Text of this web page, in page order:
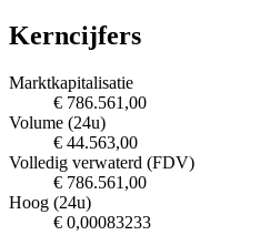
Kerncijfers
Marktkapitalisatie
€ 786.561,00
Volume (24u)
€ 44.563,00
Volledig verwaterd (FDV)
€ 786.561,00
Hoog (24u)
€ 0,00083233